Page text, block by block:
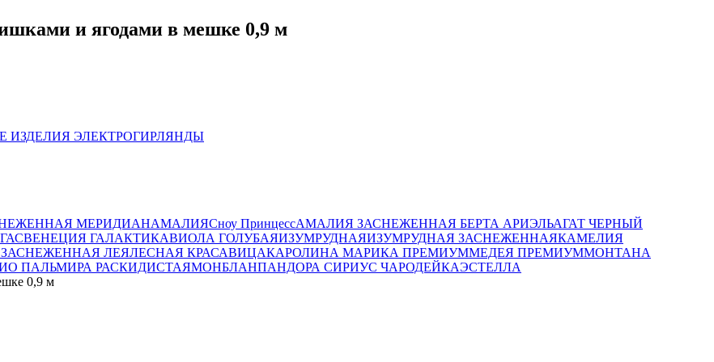
и ягодами в мешке 0,9 м
ИЗДЕЛИЯ ЭЛЕКТРОГИРЛЯНДЫ
МЕРИДИАНАМАЛИЯСноу ПринцессАМАЛИЯ ЗАСНЕЖЕННАЯ БЕРТА АРИЭЛЬАГАТ ЧЕРНЫЙ
ВЕНЕЦИЯ ГАЛАКТИКАВИОЛА ГОЛУБАЯИЗУМРУДНАЯИЗУМРУДНАЯ ЗАСНЕЖЕННАЯКАМЕЛИЯ
ЗАСНЕЖЕННАЯ ЛЕЯЛЕСНАЯ КРАСАВИЦАКАРОЛИНА МАРИКА ПРЕМИУММЕДЕЯ ПРЕМИУММОНТАНА
ПАЛЬМИРА РАСКИДИСТАЯМОНБЛАНПАНДОРА СИРИУС ЧАРОДЕЙКАЭСТЕЛЛА
0,9 м